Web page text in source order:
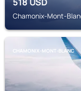
Chamonix-Mont-
CHAMONIX-MONT-BLANC